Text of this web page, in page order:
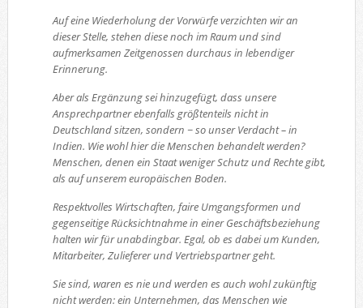
Auf eine Wiederholung der Vorwürfe verzichten wir an
dieser Stelle, stehen diese noch im Raum und sind
aufmerksamen Zeitgenossen durchaus in lebendiger
Erinnerung.
Aber als Ergänzung sei hinzugefügt, dass unsere
Ansprechpartner ebenfalls größtenteils nicht in
Deutschland sitzen, sondern − so unser Verdacht – in
Indien. Wie wohl hier die Menschen behandelt werden?
Menschen, denen ein Staat weniger Schutz und Rechte gibt,
als auf unserem europäischen Boden.
Respektvolles Wirtschaften, faire Umgangsformen und
gegenseitige Rücksichtnahme in einer Geschäftsbeziehung
halten wir für unabdingbar. Egal, ob es dabei um Kunden,
Mitarbeiter, Zulieferer und Vertriebspartner geht.
Sie sind, waren es nie und werden es auch wohl zukünftig
nicht werden: ein Unternehmen, das Menschen wie